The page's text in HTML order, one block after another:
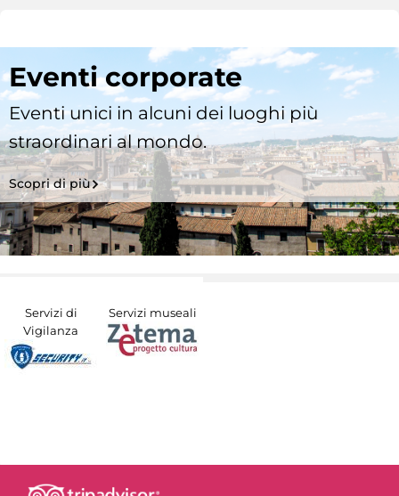
Eventi corporate
Eventi unici in alcuni dei luoghi più
straordinari al mondo.
Scopri di più
Servizi di
Vigilanza
Servizi museali